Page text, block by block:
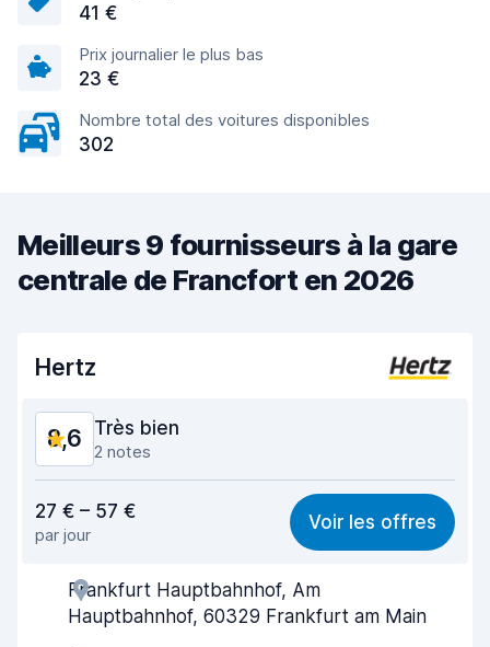
41 €
Prix journalier le plus bas
23 €
Nombre total des voitures disponibles
302
Meilleurs 9 fournisseurs à la gare
centrale de Francfort en 2026
Hertz
8,6 Très bien
2 notes
8,6
Recherche facile 8,2
Agent serviable
27 € – 57 €
par jour
Voir les offres
Frankfurt Hauptbahnhof, Am
Hauptbahnhof, 60329 Frankfurt am Main